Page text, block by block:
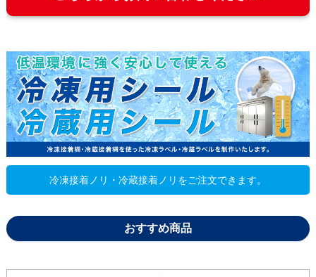
5000枚 165,160
冷凍接着ノリ・冷蔵接着ノリをご注文できます。
おすすめ商品